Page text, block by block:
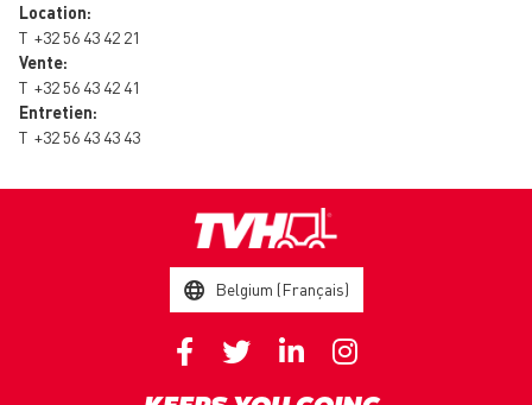
Location:
T +32 56 43 42 21
Vente:
T +32 56 43 42 41
Entretien:
T +32 56 43 43 43
Belgium (Français)